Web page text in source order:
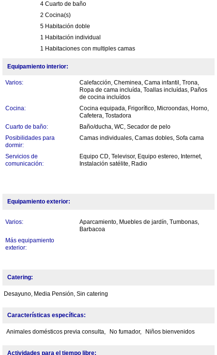
4 Cuarto de baño
2 Cocina(s)
5 Habitación doble
1 Habitación individual
1 Habitaciones con multiples camas
Equipamiento interior:
Varios:
Calefacción, Cheminea, Cama infantil, Trona,
Ropa de cama incluída, Toallas incluídas, Paños
de cocina incluídos
Cocina:
Cocina equipada, Frigorífico, Microondas, Horno,
Cafetera, Tostadora
Cuarto de baño:
Baño/ducha, WC, Secador de pelo
Posibilidades para
dormir:
Camas individuales, Camas dobles, Sofa cama
Servicios de
comunicación:
Equipo CD, Televisor, Equipo estereo, Internet,
Instalación satélite, Radio
Equipamiento exterior:
Varios:
Aparcamiento, Muebles de jardín, Tumbonas,
Barbacoa
Más equipamiento
exterior:
Catering:
Desayuno, Media Pensión, Sin catering
Características específicas:
Animales domésticos previa consulta, No fumador, Niños bienvenidos
Actividades para el tiempo libre: